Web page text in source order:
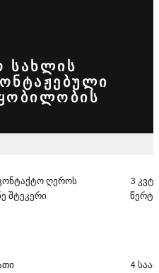
ᲡᲐᲮᲚᲘᲡ
ღეროს
შტეკერი
3 კვტ
4